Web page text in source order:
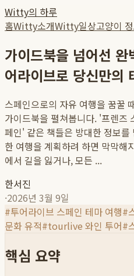
Witty의 하루
홈Witty소개Witty일상고양이
가이드북을 넘어선
어라이브로 당신만의
스페인으로의 자유 여행을 꿈꿀
가이드북을 펼쳐봅니다. '프렌즈
페인' 같은 책들은 방대한 정보
한 여행을 계획하려 하면 막막해
에서 길을 잃거나, 모든 ...
한서진
·2026년 3월 9일
#투어라이브 스페인 테마 여행#
문화 유적#tourlive 와인 투어#
핵심 요약